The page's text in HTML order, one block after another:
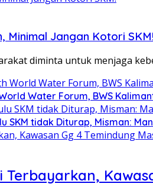
Minimal Jangan Kotori SKM!
diminta untuk menjaga
Water Forum, BWS
SKM tidak Diturap, Misman:
Terbayarkan,